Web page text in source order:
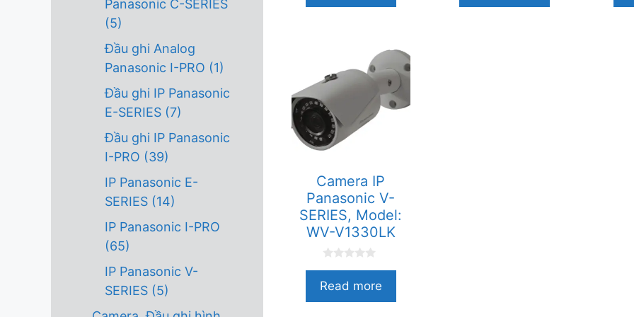
Camera IP
Panasonic V-
SERIES, Model:
WV-V1330LK
0
g
Read more
Panasonic C-SERIES
(5)
Đầu ghi Analog
Panasonic I-PRO (1)
Đầu ghi IP Panasonic
E-SERIES (7)
Đầu ghi IP Panasonic
I-PRO (39)
IP Panasonic E-
SERIES (14)
IP Panasonic I-PRO
(65)
IP Panasonic V-
SERIES (5)